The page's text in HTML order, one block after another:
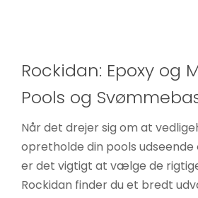
Rockidan: Epoxy og
Pools og
Når det drejer sig om at
opretholde din pools
er det vigtigt at vælge de
Rockidan finder du et bredt
dele dine
og
adfærd,
besøger
vores side,
øger du